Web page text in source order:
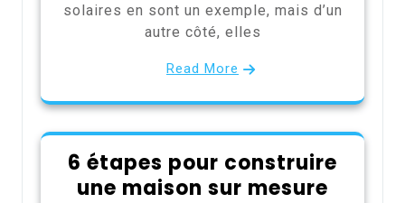
solaires en sont un exemple, mais d’un
autre côté, elles
Read More
6 étapes pour construire
une maison sur mesure